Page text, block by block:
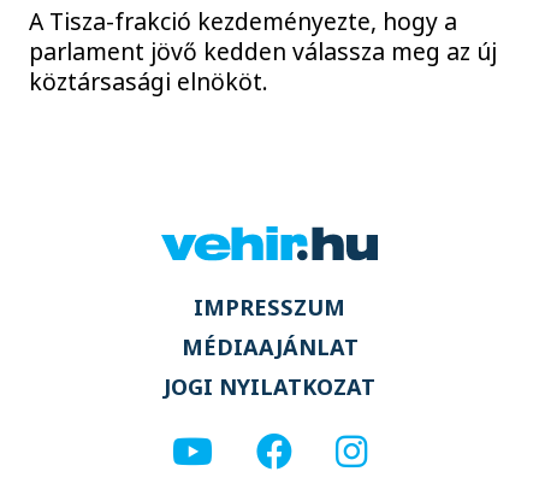
A Tisza-frakció kezdeményezte, hogy a
parlament jövő kedden válassza meg az új
köztársasági elnököt.
IMPRESSZUM
MÉDIAAJÁNLAT
JOGI NYILATKOZAT